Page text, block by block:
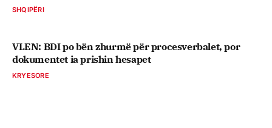
SHQIPËRI
VLEN: BDI po bën zhurmë për procesverbalet, por
dokumentet ia prishin hesapet
KRYESORE